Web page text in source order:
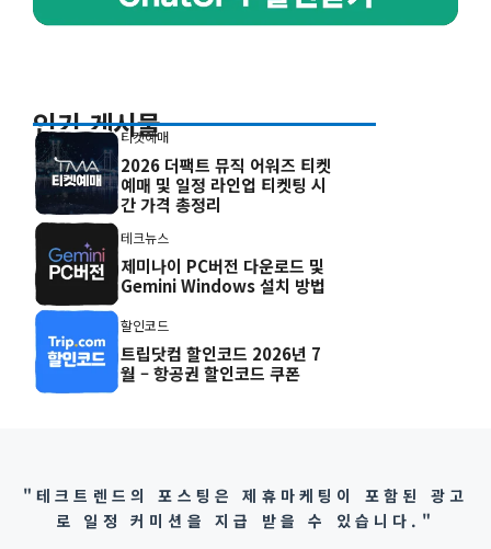
인기 게시물
티켓예매
2026 더팩트 뮤직 어워즈 티켓
예매 및 일정 라인업 티켓팅 시
간 가격 총정리
테크뉴스
제미나이 PC버전 다운로드 및
Gemini Windows 설치 방법
할인코드
트립닷컴 할인코드 2026년 7
월 – 항공권 할인코드 쿠폰
"테크트렌드의 포스팅은 제휴마케팅이 포함된 광고
로 일정 커미션을 지급 받을 수 있습니다."